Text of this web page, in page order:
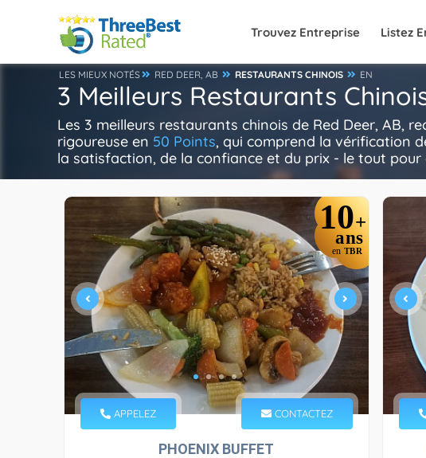
Trouvez Entreprise Listez
LES MIEUX NOTÉS RED DEER, AB RESTAURANTS CHINOIS EN
3 Meilleurs Restaurants
Les 3 meilleurs restaurants chinois de Red Deer, AB,
rigoureuse en 50 Points, qui comprend la vérification
la satisfaction, de la confiance et du prix - le tout pour
10+
ans
en TBR
APPELEZ CONTACTEZ
PHOENIX BUFFET